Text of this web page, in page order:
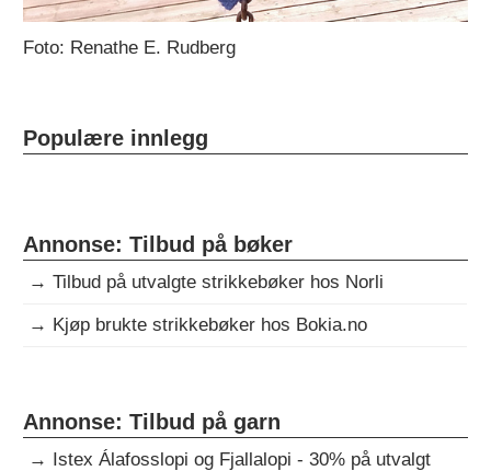
Foto: Renathe E. Rudberg
Populære innlegg
Annonse: Tilbud på bøker
→Tilbud på utvalgte strikkebøker hos Norli
→ Kjøp brukte strikkebøker hos Bokia.no
Annonse: Tilbud på garn
→ Istex Álafosslopi og Fjallalopi - 30% på utvalgt